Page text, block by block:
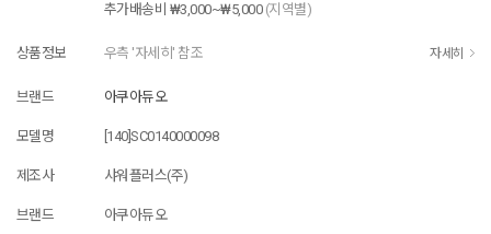
추가배송비 ₩3,000~₩5,000 (지역별)
상품정보 우측 '자세히' 참조 자세히
브랜드 아쿠아듀오
모델명 [140]SC0140000098
제조사 샤워플러스(주)
브랜드 아쿠아듀오